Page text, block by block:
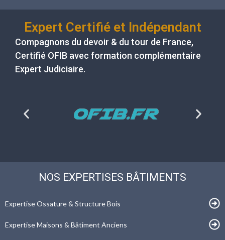
Expert Certifié et Indépendant
Compagnons du devoir & du tour de France,
Certifié OFIB avec formation complémentaire
Expert Judiciaire.
NOS EXPERTISES BÂTIMENTS
Expertise Ossature & Structure Bois
Expertise Maisons & Bâtiment Anciens